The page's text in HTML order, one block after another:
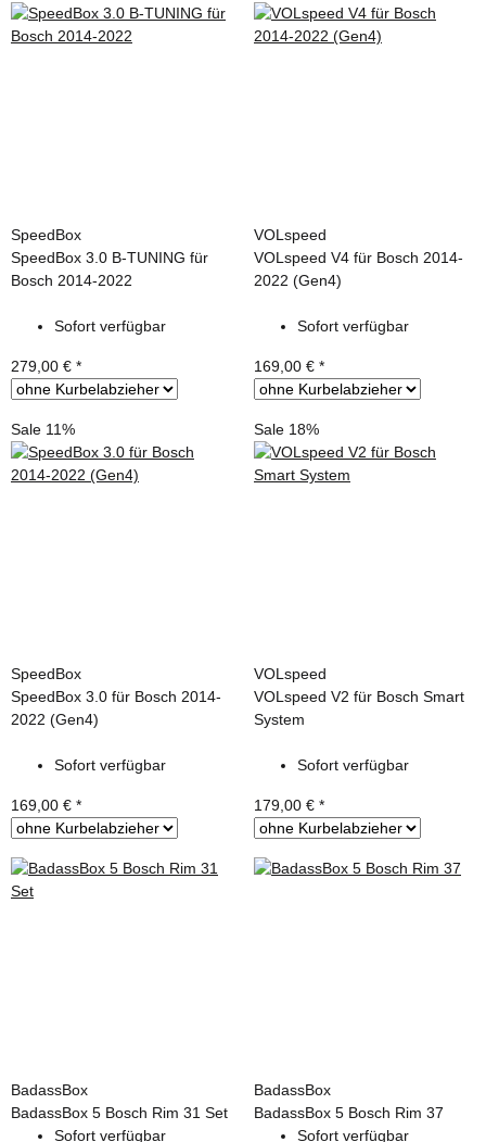
SpeedBox
SpeedBox 3.0 B-TUNING für
Bosch 2014-2022
Sofort verfügbar
279,00 € *
VOLspeed
VOLspeed V4 für Bosch 2014-
2022 (Gen4)
Sofort verfügbar
169,00 € *
Sale 11%
SpeedBox
SpeedBox 3.0 für Bosch 2014-
2022 (Gen4)
Sofort verfügbar
169,00 € *
Sale 18%
VOLspeed
VOLspeed V2 für Bosch Smart
System
Sofort verfügbar
179,00 € *
BadassBox
BadassBox 5 Bosch Rim 31 Set
Sofort verfügbar
BadassBox
BadassBox 5 Bosch Rim 37
Sofort verfügbar